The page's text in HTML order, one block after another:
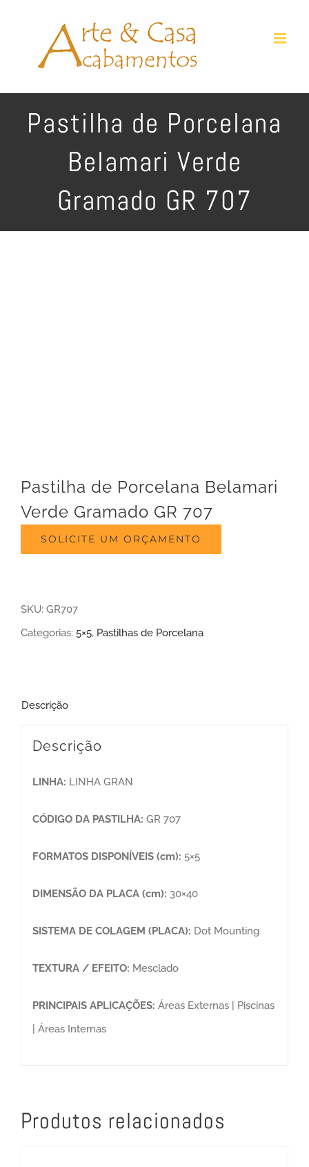
Pastilha de Porcelana
Belamari Verde
Gramado GR 707
Pastilha de Porcelana Belamari
Verde Gramado GR 707
SOLICITE UM ORÇAMENTO
SKU: GR707
Categorias: 5×5, Pastilhas de Porcelana
Descrição
Descrição
LINHA: LINHA GRAN
CÓDIGO DA PASTILHA: GR 707
FORMATOS DISPONÍVEIS (cm): 5×5
DIMENSÃO DA PLACA (cm): 30×40
SISTEMA DE COLAGEM (PLACA): Dot Mounting
TEXTURA / EFEITO: Mesclado
PRINCIPAIS APLICAÇÕES: Áreas Externas | Piscinas
| Áreas Internas
Produtos relacionados